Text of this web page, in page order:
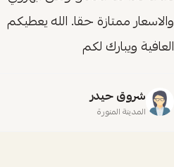
والاسعار ممتازة حقا. الله يعطيكم
العافية ويبارك لكم
شروق حيدر
المدينة المنورة